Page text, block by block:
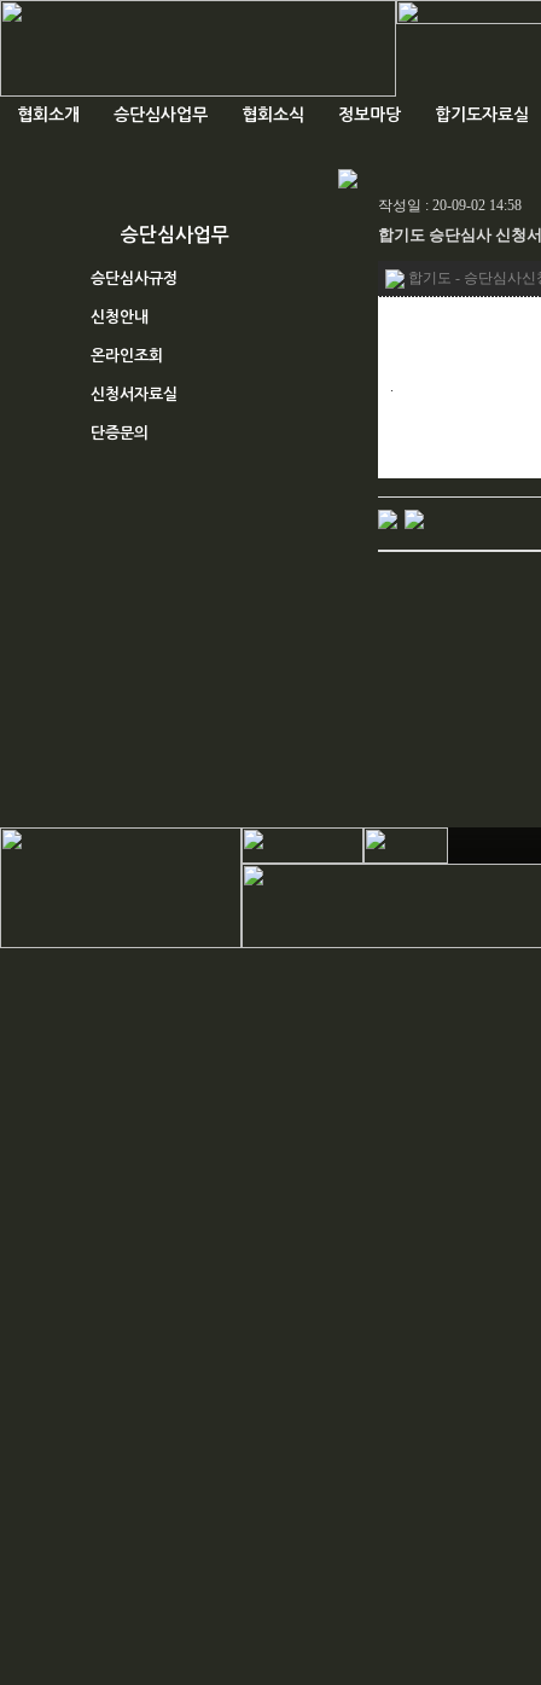
협회소개 승단심사업무 협회소식 정보마당 합기도자료실
승단심사업무
승단심사규정
신청안내
온라인조회
신청서자료실
단증문의
작성일 : 20-09-02 14:58
합기도 승단심사 신청서
합기도 - 승단심사신
.